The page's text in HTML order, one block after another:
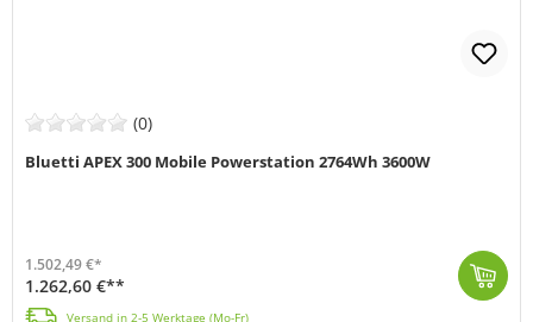
(0)
Bluetti APEX 300 Mobile Powerstation 2764Wh 3600W
1.502,49 €*
1.262,60 €**
Versand in 2-5 Werktage (Mo-Fr)